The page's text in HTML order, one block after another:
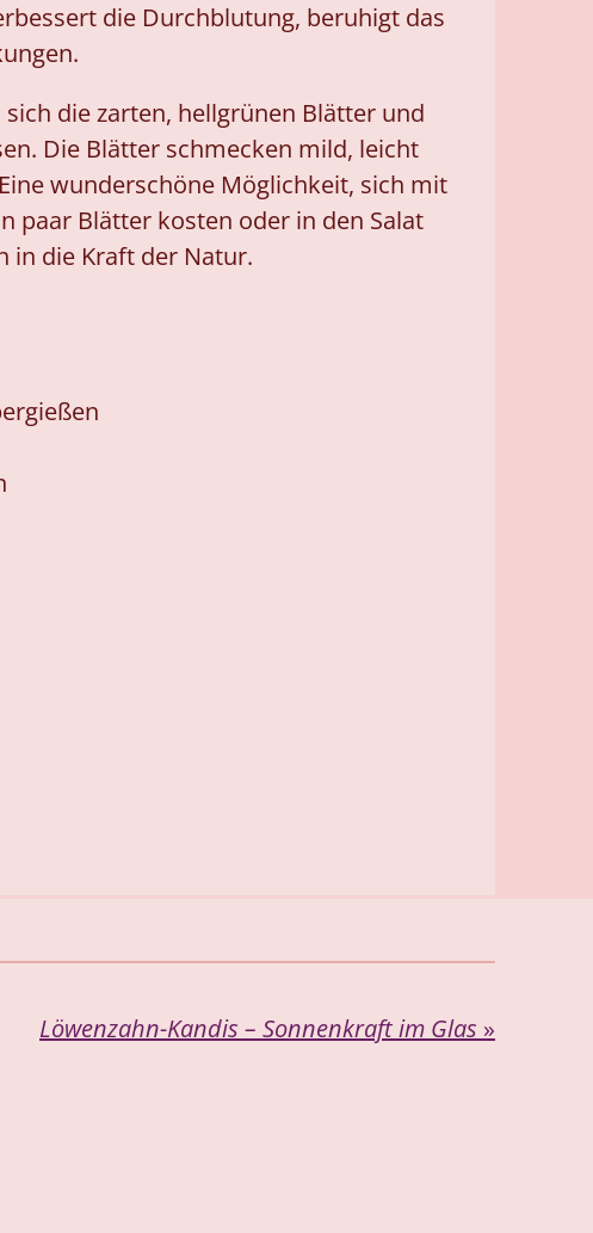
die Durchblutung, beruhigt das
die zarten, hellgrünen Blätter und
Die Blätter schmecken mild, leicht
wunderschöne Möglichkeit, sich mit
paar Blätter kosten oder in den Salat
in die Kraft der Natur.
Löwenzahn-Kandis – Sonnenkraft im Glas »